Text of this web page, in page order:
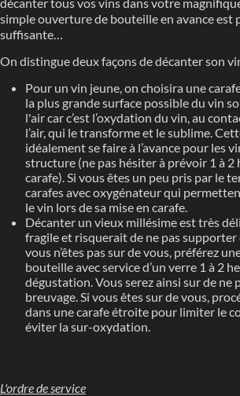
simple ouverture de bouteille en avance est
suffisante…
On distingue deux façons de décanter son
Pour un vin jeune, on choisira une
la plus grande surface possible du vin
l'air car c’est l’oxydation du vin, au
l’air, qui le transforme et le sublime.
idéalement se faire à l’avance pour les
structure (ne pas hésiter à prévoir 1 à 2
carafe). Si vous êtes un peu pris par le
carafes avec oxygénateur qui
le vin lors de sa mise en carafe.
Décanter un vieux millésime est très
fragile et risquerait de ne pas
vous n’êtes pas sur de vous, préférez
bouteille avec service d’un verre 1 à 2
dégustation. Vous serez ainsi sur de
breuvage. Si vous êtes sur de vous,
dans une carafe étroite pour limiter le
éviter la sur-oxydation.
L'ordre de service